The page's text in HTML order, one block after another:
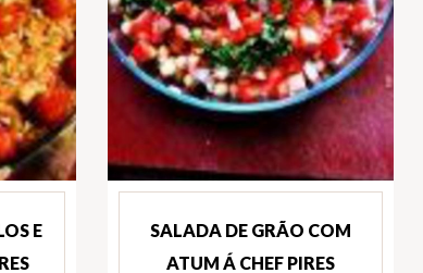
E
SALADA DE GRÃO COM
ATUM Á CHEF PIRES